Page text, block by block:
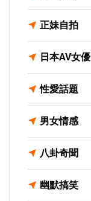
正妹自拍
日本AV女優
性愛話題
男女情感
八卦奇聞
幽默搞笑